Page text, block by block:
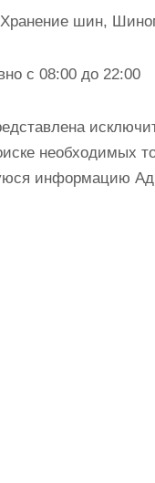
шин,
с 08:00 до 22:00
необходимых
информацию